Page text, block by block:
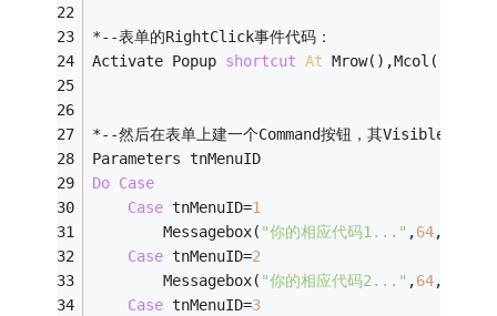
*--表单的RightClick事件代码：
Activate Popup shortcut At Mrow(),Mcol()
*--然后在表单上建一个Command按钮，其Visible设为
Parameters tnMenuID
Do Case
Case tnMenuID=1
		Messagebox(
"你的相应代码1..." ,64,
Case tnMenuID=2
		Messagebox(
"你的相应代码2..." ,64,
Case tnMenuID=3